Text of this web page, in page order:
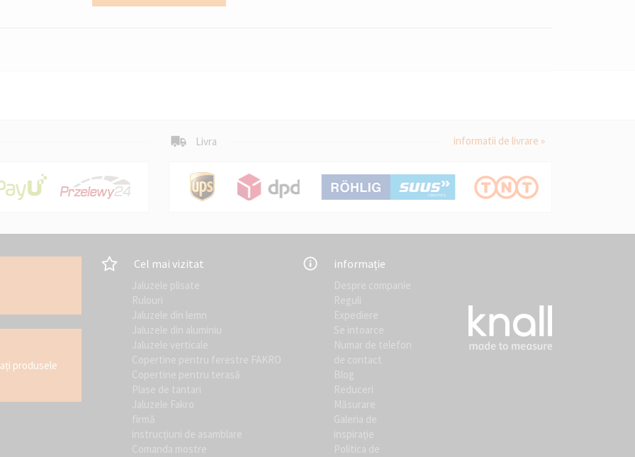
Livra informatii de livrare »
produsele
Cel mai vizitat
Jaluzele plisate
Rulouri
Jaluzele din lemn
Jaluzele din aluminiu
Jaluzele verticale
Copertine pentru ferestre FAKRO
Copertine pentru terasă
Plase de tantari
Jaluzele Fakro
firmă
instrucțiuni de asamblare
Comanda mostre
informație
Despre companie
Reguli
Expediere
Se intoarce
Numar de telefon
de contact
Blog
Reduceri
Măsurare
Galeria de
inspirație
Politica de